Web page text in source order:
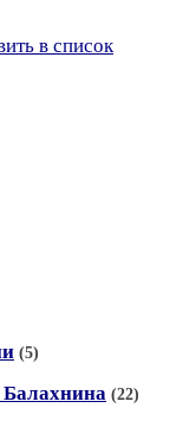
в список
(5)
(22)